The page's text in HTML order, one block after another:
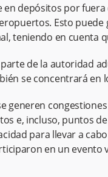
en depósitos por
Esto
teniendo en cuenta
de la autoridad
se concentrará en
generen
e, incluso, puntos
para llevar a
en un